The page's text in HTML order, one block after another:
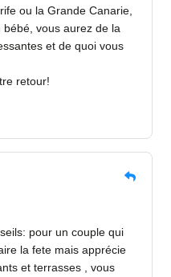
ou la Grande Canarie,
vous aurez de la
et de quoi vous
retour!
pour un couple qui
la fete mais apprécie
et terrasses , vous